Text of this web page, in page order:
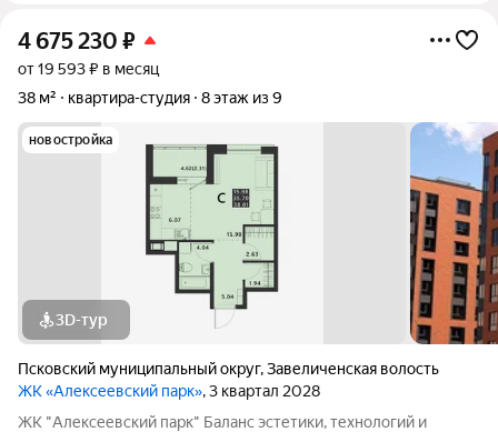
4 675 230 ₽
от 19 593 ₽ в месяц
38 м²
квартира-студия 8 этаж из 9
новостройка
3D-тур
Псковский муниципальный округ,Завеличенская волость
ЖК «Алексеевский парк», 3 квартал 2028
ЖК "Алексеевский парк" Баланс эстетики, технологий и